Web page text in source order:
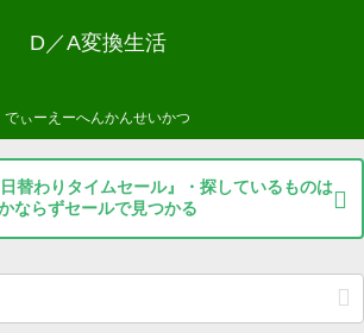
D／A変換生活
でぃーえーへんかんせいかつ
替わりタイムセール』・探しているものは
ならずセールで見つかる